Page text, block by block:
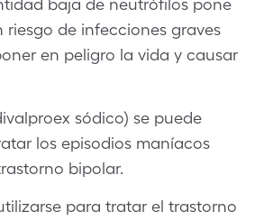
baja de neutrófilos pone
riesgo de infecciones graves
en peligro la vida y causar
sódico) se puede
los episodios maníacos
bipolar.
para tratar el trastorno